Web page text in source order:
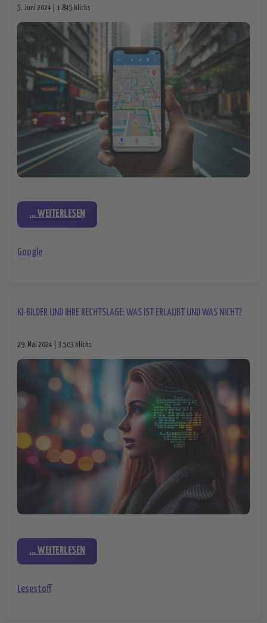
5. Juni 2024 | 1.845 klicks
... WEITERLESEN
Google
KI-BILDER UND IHRE RECHTSLAGE: WAS IST ERLAUBT UND WAS NICHT?
29. Mai 2024 | 3.503 klicks
... WEITERLESEN
Lesestoff